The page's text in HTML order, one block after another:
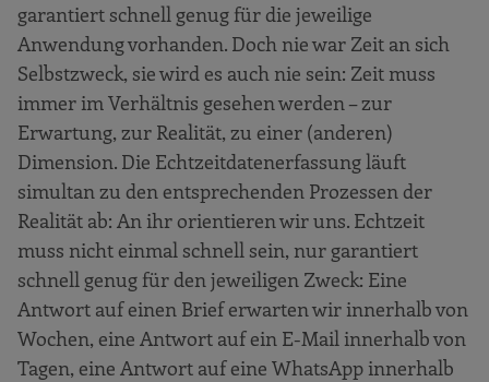
garantiert schnell genug für die jeweilige
Anwendung vorhanden. Doch nie war Zeit an sich
Selbstzweck, sie wird es auch nie sein: Zeit muss
immer im Verhältnis gesehen werden – zur
Erwartung, zur Realität, zu einer (anderen)
Dimension. Die Echtzeitdatenerfassung läuft
simultan zu den entsprechenden Prozessen der
Realität ab: An ihr orientieren wir uns. Echtzeit
muss nicht einmal schnell sein, nur garantiert
schnell genug für den jeweiligen Zweck: Eine
Antwort auf einen Brief erwarten wir innerhalb von
Wochen, eine Antwort auf ein E-Mail innerhalb von
Tagen, eine Antwort auf eine WhatsApp innerhalb